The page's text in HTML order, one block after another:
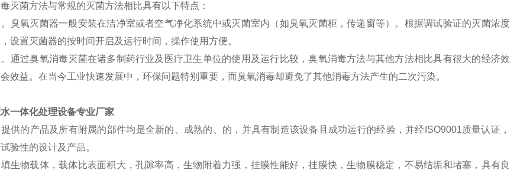
灭菌方法与常规的灭菌方法相比具有以下特点：
臭氧灭菌器一般安装在洁净室或者空气净化系统中或灭菌室内（如臭氧灭菌柜，传递窗等）。根据调试验证的灭菌浓度
设置灭菌器的按时间开启及运行时间，操作使用方便。
通过臭氧消毒灭菌在诸多制药行业及医疗卫生单位的使用及运行比较，臭氧消毒方法与其他方法相比具有很大的经济效
效益。在当今工业快速发展中，环保问题特别重要，而臭氧消毒却避免了其他消毒方法产生的二次污染。
一体化处理设备专业厂家
供的产品及所有附属的部件均是全新的、成熟的、的，并具有制造该设备且成功运行的经验，并经 ISO9001质量认证，
验性的设计及产品。
生物载体，载体比表面积大，孔隙率高，生物附着力强，挂膜性能好，挂膜快，生物膜稳定，不易结垢和堵塞，具有良